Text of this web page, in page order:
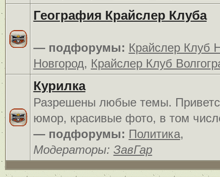
География Крайслер Клуба
— подфорумы: Крайслер Клуб
Новгород, Крайслер Клуб
Курилка
Разрешены любые темы.
юмор, красивые фото, в том
— подфорумы: Политика,
Модераторы: ЗавГар